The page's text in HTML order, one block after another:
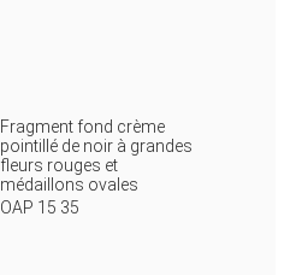
Fragment fond crème
pointillé de noir à grandes
fleurs rouges et
médaillons ovales
OAP 15 35